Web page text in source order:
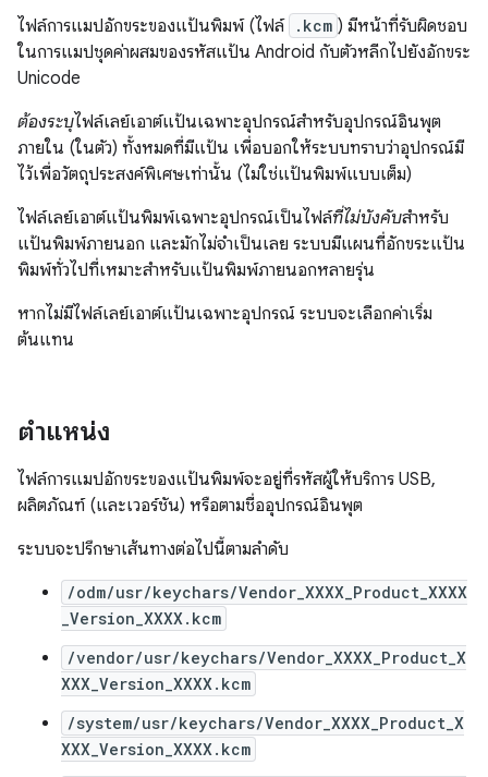
ไฟล์การแมปอักขระของแป้นพิมพ์ (ไฟล์ .kcm ) มีหน้าที่รับผิดชอบ
ในการแมปชุดค่าผสมของรหัสแป้น Android กับตัวหลีกไปยังอักขระ
Unicode
ต้องระบุไฟล์เลย์เอาต์แป้นเฉพาะอุปกรณ์สำหรับอุปกรณ์อินพุต
ภายใน (ในตัว) ทั้งหมดที่มีแป้น เพื่อบอกให้ระบบทราบว่าอุปกรณ์มี
ไว้เพื่อวัตถุประสงค์พิเศษเท่านั้น (ไม่ใช่แป้นพิมพ์แบบเต็ม)
ไฟล์เลย์เอาต์แป้นพิมพ์เฉพาะอุปกรณ์เป็นไฟล์ที่ไม่บังคับสำหรับ
แป้นพิมพ์ภายนอก และมักไม่จำเป็นเลย ระบบมีแผนที่อักขระแป้น
พิมพ์ทั่วไปที่เหมาะสำหรับแป้นพิมพ์ภายนอกหลายรุ่น
หากไม่มีไฟล์เลย์เอาต์แป้นเฉพาะอุปกรณ์ ระบบจะเลือกค่าเริ่ม
ต้นแทน
ตำแหน่ง
ไฟล์การแมปอักขระของแป้นพิมพ์จะอยู่ที่รหัสผู้ให้บริการ USB,
ผลิตภัณฑ์ (และเวอร์ชัน) หรือตามชื่ออุปกรณ์อินพุต
ระบบจะปรึกษาเส้นทางต่อไปนี้ตามลำดับ
/odm/usr/keychars/Vendor_XXXX_Product_XXXX
_Version_XXXX.kcm
/vendor/usr/keychars/Vendor_XXXX_Product_X
XXX_Version_XXXX.kcm
/system/usr/keychars/Vendor_XXXX_Product_X
XXX_Version_XXXX.kcm